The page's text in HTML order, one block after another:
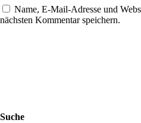
Name, E-Mail-Adresse und
nächsten Kommentar speichern.
Suche